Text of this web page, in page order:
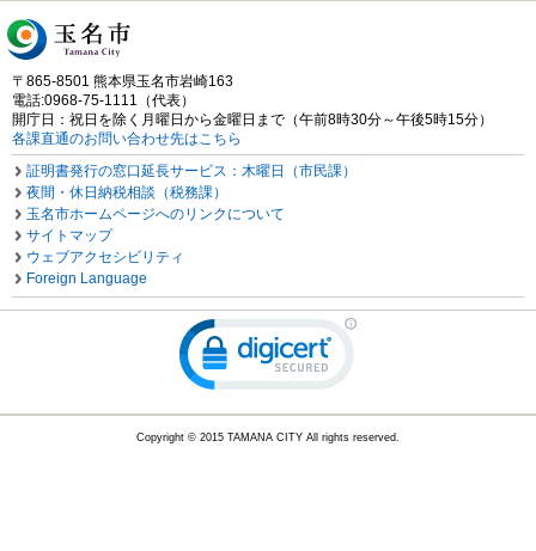
〒865-8501 熊本県玉名市岩崎163
電話:0968-75-1111（代表）
開庁日：祝日を除く月曜日から金曜日まで（午前8時30分～午後5時15分）
各課直通のお問い合わせ先はこちら
証明書発行の窓口延長サービス：木曜日（市民課）
夜間・休日納税相談（税務課）
玉名市ホームページへのリンクについて
サイトマップ
ウェブアクセシビリティ
Foreign Language
Copyright © 2015 TAMANA CITY All rights reserved.